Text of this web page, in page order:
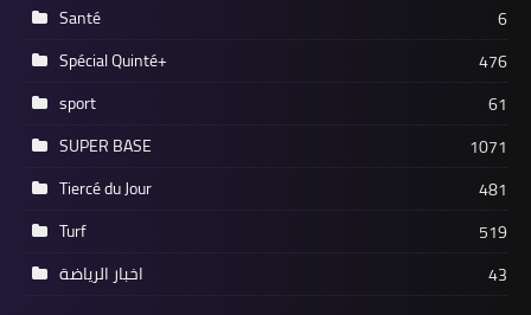
Santé
6
Spécial Quinté+
476
sport
61
SUPER BASE
1071
Tiercé du Jour
481
Turf
519
اخبار الرياضة
43